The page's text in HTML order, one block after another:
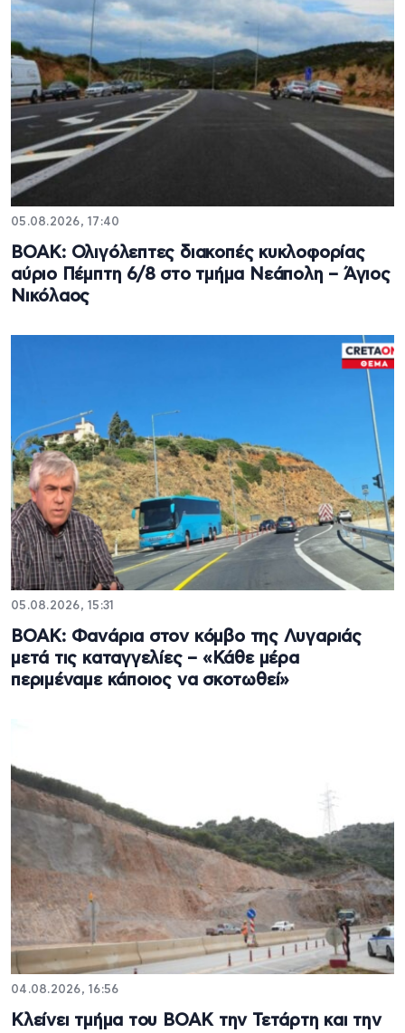
05.08.2026, 17:40
ΒΟΑΚ: Ολιγόλεπτες διακοπές κυκλοφορίας
αύριο Πέμπτη 6/8 στο τμήμα Νεάπολη – Άγιος
Νικόλαος
05.08.2026, 15:31
ΒΟΑΚ: Φανάρια στον κόμβο της Λυγαριάς
μετά τις καταγγελίες – «Κάθε μέρα
περιμέναμε κάποιος να σκοτωθεί»
04.08.2026, 16:56
Κλείνει τμήμα του ΒΟΑΚ την Τετάρτη και την